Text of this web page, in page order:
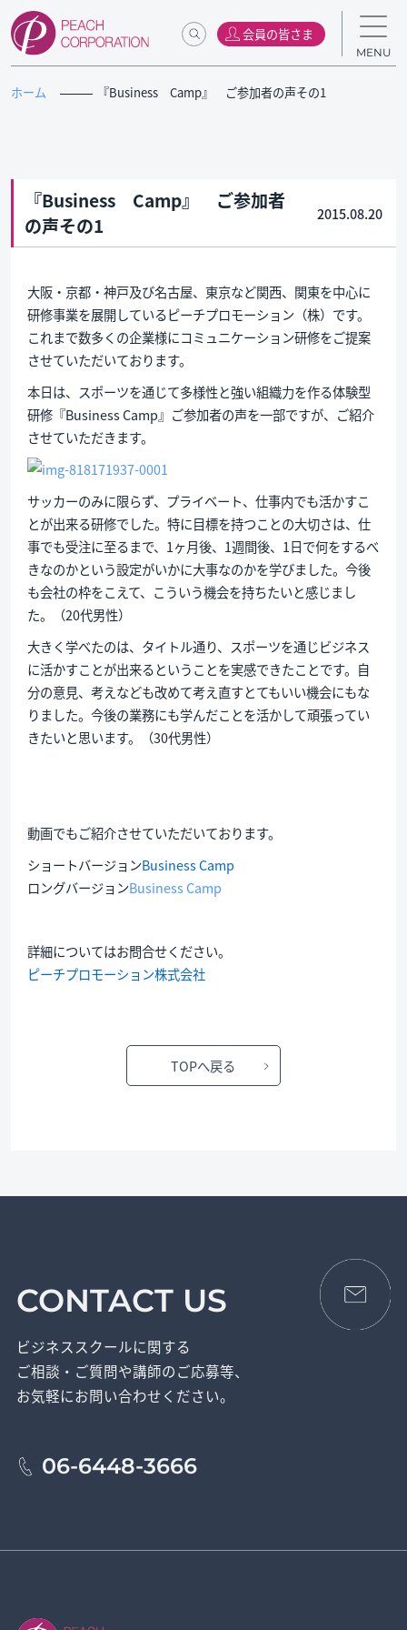
会員の皆さま
MENU
ホーム 『Business Camp』 ご参加者の声その1
『Business Camp』 ご参加者
の声その1
2015.08.20
大阪・京都・神戸及び名古屋、東京など関西、関東を中心に
研修事業を展開しているピーチプロモーション（株）です。
これまで数多くの企業様にコミュニケーション研修をご提案
させていただいております。
本日は、スポーツを通じて多様性と強い組織力を作る体験型
研修『Business Camp』ご参加者の声を一部ですが、ご紹介
させていただきます。
サッカーのみに限らず、プライベート、仕事内でも活かすこ
とが出来る研修でした。特に目標を持つことの大切さは、仕
事でも受注に至るまで、1ヶ月後、1週間後、1日で何をするべ
きなのかという設定がいかに大事なのかを学びました。今後
も会社の枠をこえて、こういう機会を持ちたいと感じまし
た。（20代男性）
大きく学べたのは、タイトル通り、スポーツを通じビジネス
に活かすことが出来るということを実感できたことです。自
分の意見、考えなども改めて考え直すとてもいい機会にもな
りました。今後の業務にも学んだことを活かして頑張ってい
きたいと思います。（30代男性）
動画でもご紹介させていただいております。
ショートバージョンBusiness Camp
ロングバージョンBusiness Camp
詳細についてはお問合せください。
ピーチプロモーション株式会社
TOPへ戻る
CONTACT US
ビジネススクールに関する
ご相談・ご質問や講師のご応募等、
お気軽にお問い合わせください。
06-6448-3666